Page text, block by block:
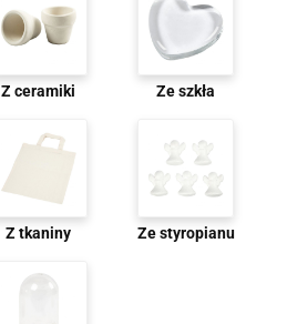
Z ceramiki Ze szkła
Z tkaniny Ze styropianu